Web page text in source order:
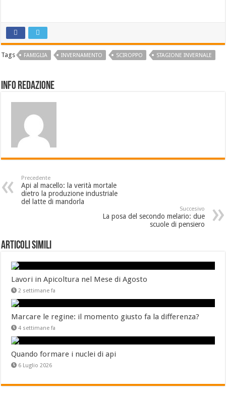
Tags FAMIGLIA INVERNAMENTO SCIROPPO STAGIONE INVERNALE
Info Redazione
Precedente
Api al macello: la verità mortale
dietro la produzione industriale
del latte di mandorla
Succesivo
La posa del secondo melario: due
scuole di pensiero
Articoli Simili
Lavori in Apicoltura nel Mese di Agosto
2 settimane fa
Marcare le regine: il momento giusto fa la differenza?
4 settimane fa
Quando formare i nuclei di api
6 Luglio 2026